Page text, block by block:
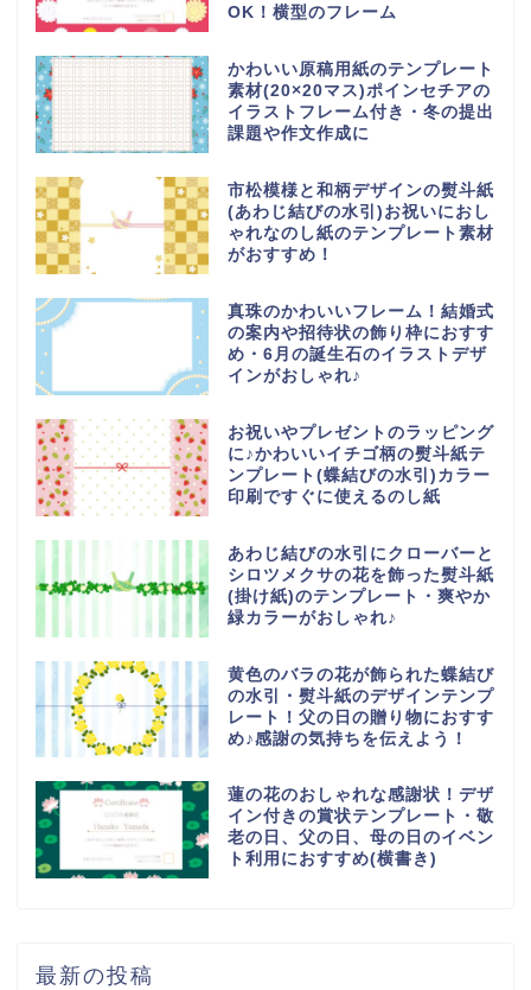
OK！横型のフレーム
かわいい原稿用紙のテンプレート
素材(20×20マス)ポインセチアの
イラストフレーム付き・冬の提出
課題や作文作成に
市松模様と和柄デザインの熨斗紙
(あわじ結びの水引)お祝いにおし
ゃれなのし紙のテンプレート素材
がおすすめ！
真珠のかわいいフレーム！結婚式
の案内や招待状の飾り枠におすす
め・6月の誕生石のイラストデザ
インがおしゃれ♪
お祝いやプレゼントのラッピング
に♪かわいいイチゴ柄の熨斗紙テ
ンプレート(蝶結びの水引)カラー
印刷ですぐに使えるのし紙
あわじ結びの水引にクローバーと
シロツメクサの花を飾った熨斗紙
(掛け紙)のテンプレート・爽やか
緑カラーがおしゃれ♪
黄色のバラの花が飾られた蝶結び
の水引・熨斗紙のデザインテンプ
レート！父の日の贈り物におすす
め♪感謝の気持ちを伝えよう！
蓮の花のおしゃれな感謝状！デザ
イン付きの賞状テンプレート・敬
老の日、父の日、母の日のイベン
ト利用におすすめ(横書き)
最新の投稿